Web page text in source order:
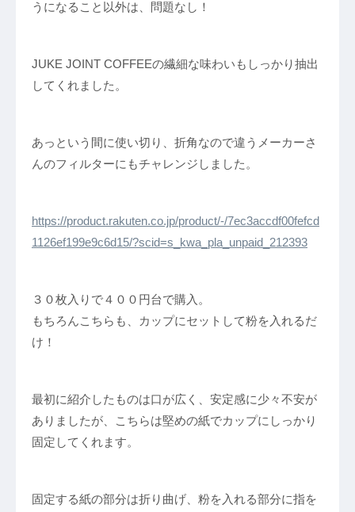
うになること以外は、問題なし！
JUKE JOINT COFFEEの繊細な味わいもしっかり抽出
してくれました。
あっという間に使い切り、折角なので違うメーカーさ
んのフィルターにもチャレンジしました。
https://product.rakuten.co.jp/product/-/7ec3accdf00fefcd
1126ef199e9c6d15/?scid=s_kwa_pla_unpaid_212393
３０枚入りで４００円台で購入。
もちろんこちらも、カップにセットして粉を入れるだ
け！
最初に紹介したものは口が広く、安定感に少々不安が
ありましたが、こちらは堅めの紙でカップにしっかり
固定してくれます。
固定する紙の部分は折り曲げ、粉を入れる部分に指を